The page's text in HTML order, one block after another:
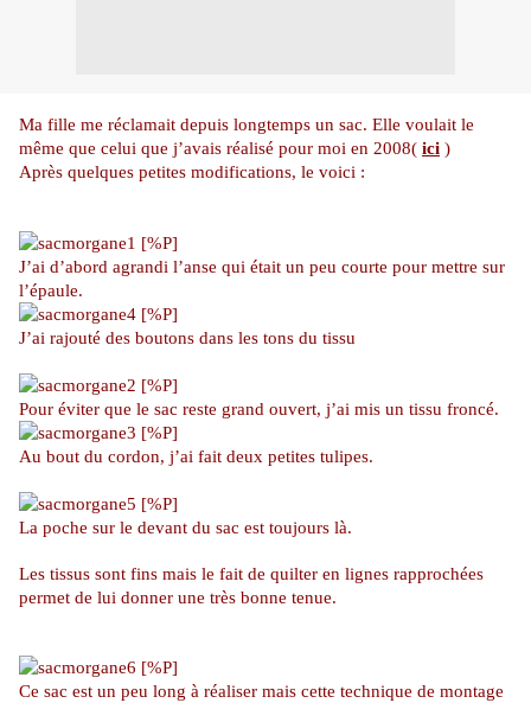
Ma fille me réclamait depuis longtemps un sac. Elle voulait le
même que celui que j’avais réalisé pour moi en 2008( ici )
Après quelques petites modifications, le voici :
J’ai d’abord agrandi l’anse qui était un peu courte pour mettre sur
l’épaule.
J’ai rajouté des boutons dans les tons du tissu
Pour éviter que le sac reste grand ouvert, j’ai mis un tissu froncé.
Au bout du cordon, j’ai fait deux petites tulipes.
La poche sur le devant du sac est toujours là.
Les tissus sont fins mais le fait de quilter en lignes rapprochées
permet de lui donner une très bonne tenue.
Ce sac est un peu long à réaliser mais cette technique de montage